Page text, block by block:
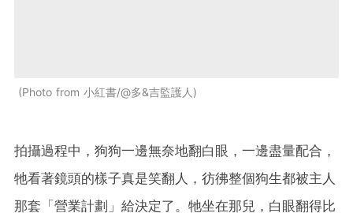
Photo from 小紅書/@多&吉監護人
拍攝過程中，狗狗一邊無奈地翻白眼，一邊盡量配合，
牠看著鏡頭的樣子真是笑翻人，彷彿整個狗生都被主人
那套「營業計劃」給決定了。牠坐在那兒，白眼翻得比